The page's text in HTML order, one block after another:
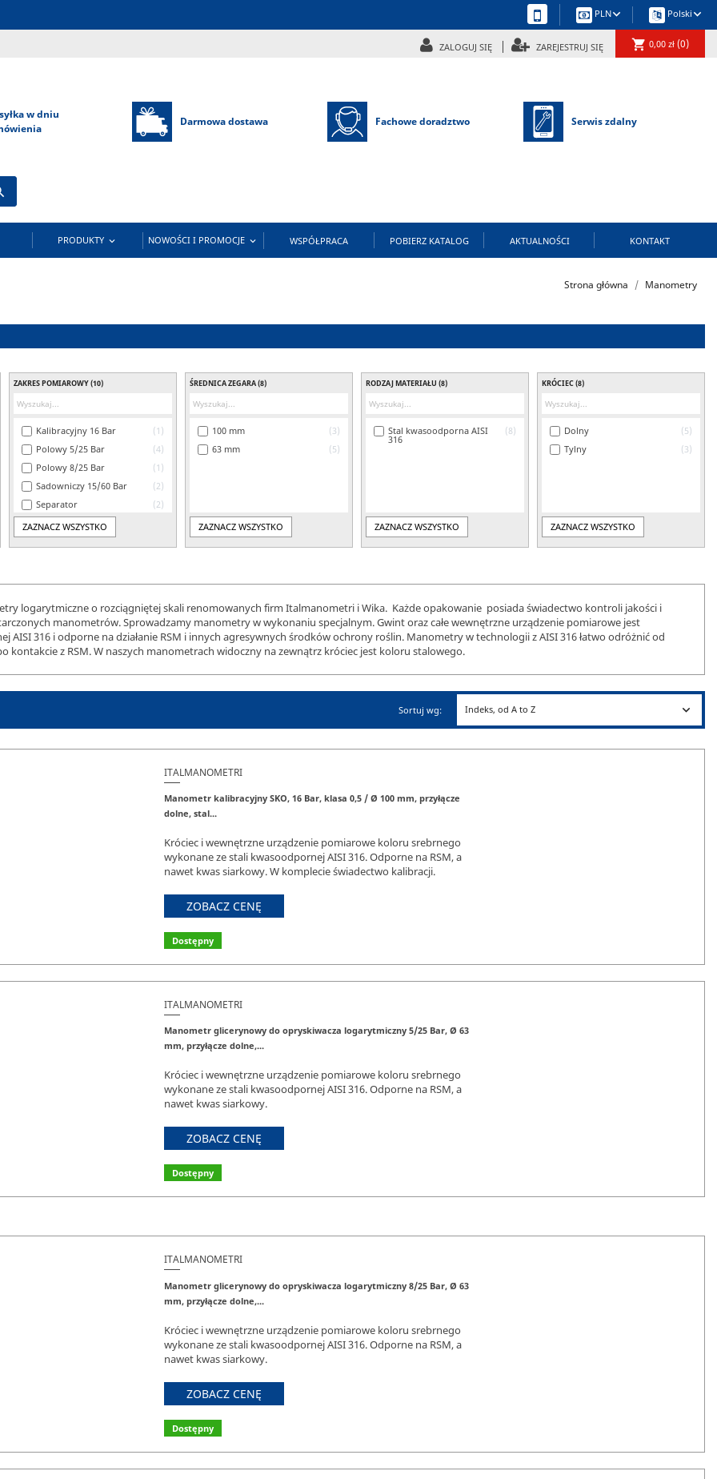
PLNkeyboard_arrow_down Polskikeyboard_arrow_down
ZALOGUJ SIĘ ZAREJESTRUJ SIĘ shopping_cart 0,00 zł (0)
w dniu
Darmowa dostawa Fachowe doradztwo Serwis zdalny
PRODUKTY  NOWOŚCI I PROMOCJE  WSPÓŁPRACA POBIERZ KATALOG AKTUALNOŚCI KONTAKT
Strona główna Manometry
ZAKRES POMIAROWY(10)
Kalibracyjny 16 Bar
1
Polowy 5/25 Bar
4
Polowy 8/25 Bar
1
Sadowniczy 15/60 Bar
2
Separator
2
ZAZNACZ WSZYSTKO
ŚREDNICA ZEGARA(8)
100 mm
3
63 mm
5
ZAZNACZ WSZYSTKO
RODZAJ MATERIAŁU (8)
Stal kwasoodporna AISI
316
8
ZAZNACZ WSZYSTKO
KRÓCIEC(8)
Dolny
5
Tylny
3
ZAZNACZ WSZYSTKO
logarytmiczne o rozciągniętej skali renomowanych firm Italmanometri i Wika. Każde opakowanie posiada świadectwo kontroli jakości i
manometrów. Sprowadzamy manometry w wykonaniu specjalnym. Gwint oraz całe wewnętrzne urządzenie pomiarowe jest
AISI 316 i odporne na działanie RSM i innych agresywnych środków ochrony roślin. Manometry w technologii z AISI 316 łatwo odróżnić od
kontakcie z RSM. W naszych manometrach widoczny na zewnątrz króciec jest koloru stalowego.
Sortuj wg: Indeks, od A to Z 
ITALMANOMETRI
Manometr kalibracyjny SKO, 16 Bar, klasa 0,5 / Ø 100 mm, przyłącze
dolne, stal...
Króciec i wewnętrzne urządzenie pomiarowe koloru srebrnego
wykonane ze stali kwasoodpornej AISI 316. Odporne na RSM, a
nawet kwas siarkowy. W komplecie świadectwo kalibracji.
ZOBACZ CENĘ
Dostępny
ITALMANOMETRI
Manometr glicerynowy do opryskiwacza logarytmiczny 5/25 Bar, Ø 63
mm, przyłącze dolne,...
Króciec i wewnętrzne urządzenie pomiarowe koloru srebrnego
wykonane ze stali kwasoodpornej AISI 316. Odporne na RSM, a
nawet kwas siarkowy.
ZOBACZ CENĘ
Dostępny
ITALMANOMETRI
Manometr glicerynowy do opryskiwacza logarytmiczny 8/25 Bar, Ø 63
mm, przyłącze dolne,...
Króciec i wewnętrzne urządzenie pomiarowe koloru srebrnego
wykonane ze stali kwasoodpornej AISI 316. Odporne na RSM, a
nawet kwas siarkowy.
ZOBACZ CENĘ
Dostępny